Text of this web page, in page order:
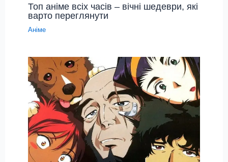
Топ аніме всіх часів – вічні шедеври, які
варто переглянути
Аніме